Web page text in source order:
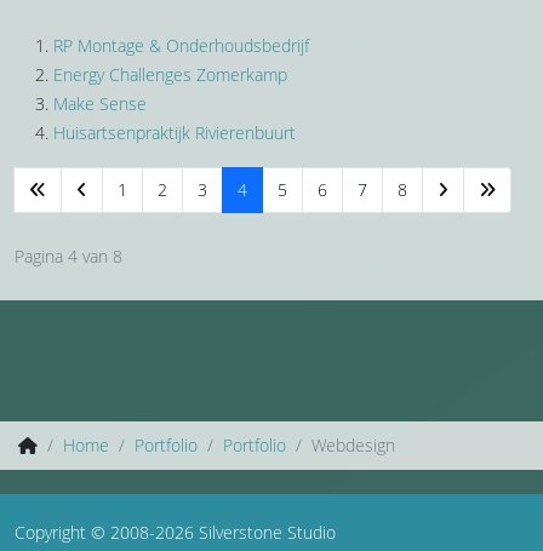
RP Montage & Onderhoudsbedrijf
Energy Challenges Zomerkamp
Make Sense
Huisartsenpraktijk Rivierenbuurt
1 2 3 4 5 6 7 8
Pagina 4 van 8
Home Portfolio Portfolio Webdesign
Copyright © 2008-2026 Silverstone Studio